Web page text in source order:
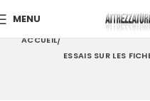
MENU
ACCUEIL
ESSAIS SUR LES